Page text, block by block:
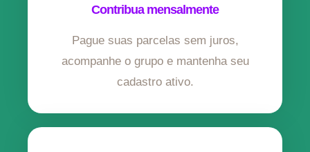
Contribua mensalmente
Pague suas parcelas sem juros,
acompanhe o grupo e mantenha seu
cadastro ativo.